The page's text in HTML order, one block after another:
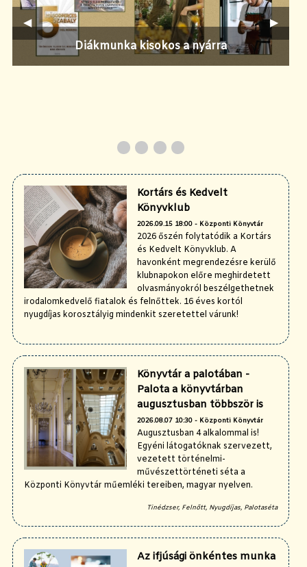
Előző
◀︎
▶︎
Kortárs és Kedvelt Könyvklub
Könyvtár a palotában - Palota a könyvtárban
augusztusban többször is
Az ifjúsági önkéntes munka
Diákmunka kisokos a nyárra
Kortárs és Kedvelt
Könyvklub
2026.09.15 18:00 - Központi Könyvtár
2026 őszén folytatódik a Kortárs
és Kedvelt Könyvklub. A
havonként megrendezésre kerülő
klubnapokon előre meghirdetett
olvasmányokról beszélgethetnek
irodalomkedvelő fiatalok és felnőttek. 16 éves kortól
nyugdíjas korosztályig mindenkit szeretettel várunk!
Könyvtár a palotában -
Palota a könyvtárban
augusztusban többször is
2026.08.07 10:30 - Központi Könyvtár
Augusztusban 4 alkalommal is!
Egyéni látogatóknak szervezett,
vezetett történelmi-
művészettörténeti séta a
Központi Könyvtár műemléki tereiben, magyar nyelven.
Tinédzser, Felnőtt, Nyugdíjas, Palotaséta
Az ifjúsági önkéntes munka